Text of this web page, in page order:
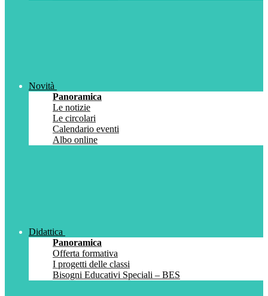
Novità
Panoramica
Le notizie
Le circolari
Calendario eventi
Albo online
Didattica
Panoramica
Offerta formativa
I progetti delle classi
Bisogni Educativi Speciali – BES